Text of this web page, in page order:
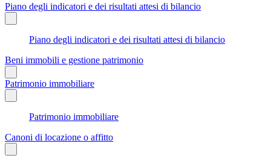
Piano degli indicatori e dei risultati attesi di bilancio
Piano degli indicatori e dei risultati attesi di bilancio
Beni immobili e gestione patrimonio
Patrimonio immobiliare
Patrimonio immobiliare
Canoni di locazione o affitto